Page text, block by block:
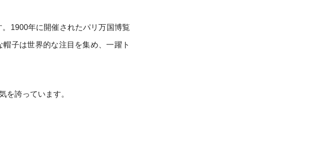
1900年に開催されたパリ万国博覧
子は世界的な注目を集め、一躍ト
を誇っています。